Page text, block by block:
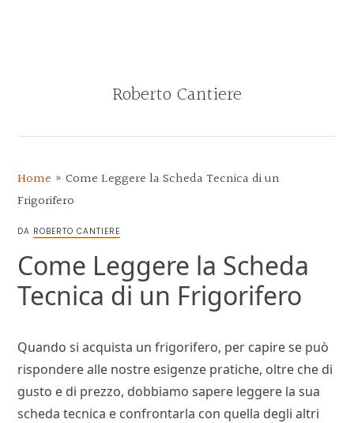
Roberto Cantiere
CANTIERE
Home »Come Leggere la Scheda Tecnica di un
Frigorifero
DA ROBERTO CANTIERE
Come Leggere la Scheda
Tecnica di un Frigorifero
Quando si acquista un frigorifero, per capire se può
rispondere alle nostre esigenze pratiche, oltre che di
gusto e di prezzo, dobbiamo sapere leggere la sua
scheda tecnica e confrontarla con quella degli altri